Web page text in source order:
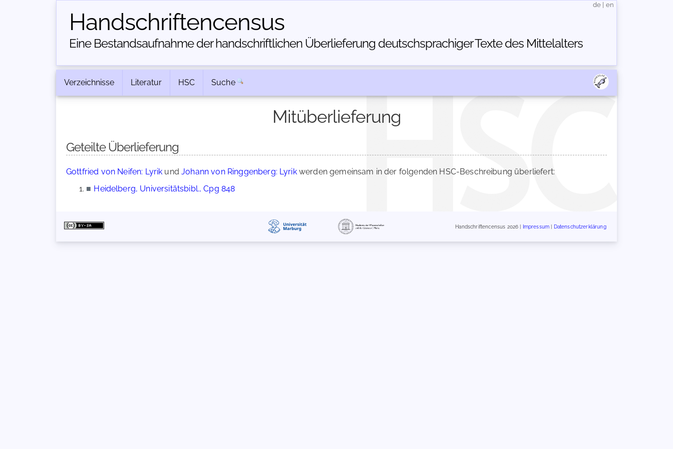
Handschriften­census
Eine Bestandsaufnahme der handschriftlichen Über­lieferung deutschsprachiger Texte des Mittelalters
de en
Verzeichnisse Literatur HSC Suche
Mitüberlieferung
Geteilte Überlieferung
Gottfried von Neifen: Lyrik undJohann von Ringgenberg: Lyrikwerden gemeinsam in der folgenden HSC-Beschreibung überliefert:
■ Heidelberg, Universitätsbibl., Cpg 848
Handschriftencensus 2026 | Impressum Datenschutzerklärung